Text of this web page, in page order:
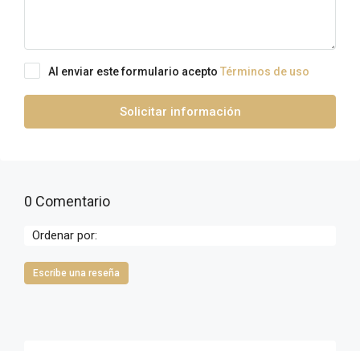
Al enviar este formulario acepto Términos de uso
Solicitar información
0 Comentario
Ordenar por:
Escribe una reseña